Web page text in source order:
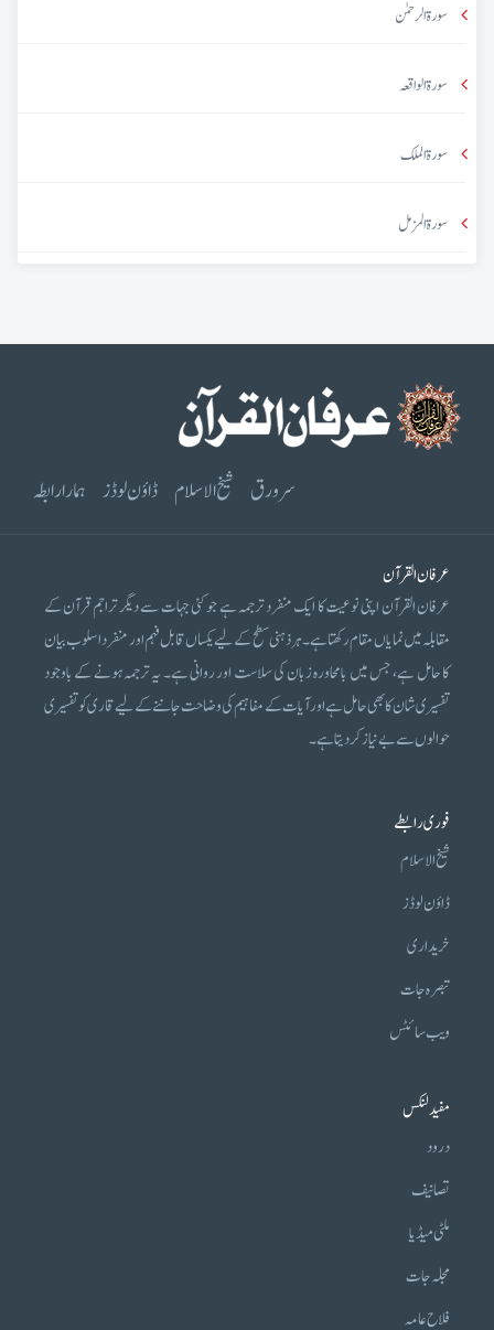
سورۃ الرحمٰن
سورۃ الواقعہ
سورۃ الملک
سورۃ المزمل
سرورق شیخ الاسلام ڈاؤن لوڈز ہمارا رابطہ
عرفان القرآن
عرفان القرآن اپنی نوعیت کا ایک منفرد ترجمہ ہے جو کئی جہات سے دیگر تراجم قرآن کے
مقابلہ میں نمایاں مقام رکھتا ہے۔ ہر ذہنی سطح کے لیے یکساں قابل فہم اور منفرد اسلوب بیان
کا حامل ہے، جس میں بامحاورہ زبان کی سلاست اور روانی ہے۔ یہ ترجمہ ہونے کے باوجود
تفسیری شان کا بھی حامل ہے اور آیات کے مفاہیم کی وضاحت جاننے کے لیے قاری کو تفسیری
حوالوں سے بے نیاز کر دیتا ہے۔
فوری رابطے
شیخ الاسلام
ڈاؤن لوڈز
خریداری
تبصرہ جات
ویب سائٹس
مفید لنکس
درود
تصانیف
ملٹی میڈیا
مجلہ جات
فلاح عامہ